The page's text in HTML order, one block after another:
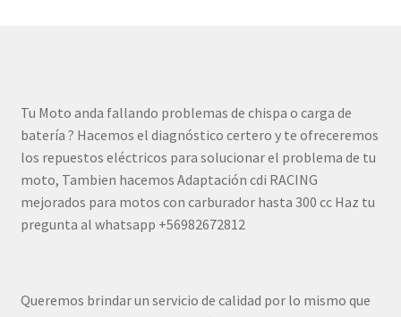
Tu Moto anda fallando problemas de chispa o carga de
batería ? Hacemos el diagnóstico certero y te ofreceremos
los repuestos eléctricos para solucionar el problema de tu
moto, Tambien hacemos Adaptación cdi RACING
mejorados para motos con carburador hasta 300 cc Haz tu
pregunta al whatsapp +56982672812
Queremos brindar un servicio de calidad por lo mismo que